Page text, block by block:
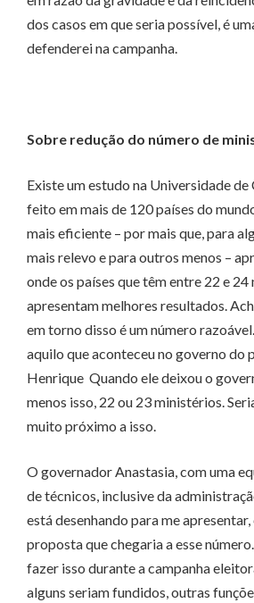
dos casos em que seria possível, é
defenderei na campanha.
Sobre redução do número de
Existe um estudo na Universidade de
feito em mais de 120 países do
mais eficiente – por mais que, para
mais relevo e para outros menos –
onde os países que têm entre 22 e
apresentam melhores resultados.
em torno disso é um número
aquilo que aconteceu no governo do
Henrique Quando ele deixou o
menos isso, 22 ou 23 ministérios.
muito próximo a isso.
O governador Anastasia, com uma
de técnicos, inclusive da
está desenhando para me apresentar,
proposta que chegaria a esse
fazer isso durante a campanha
alguns seriam fundidos, outras